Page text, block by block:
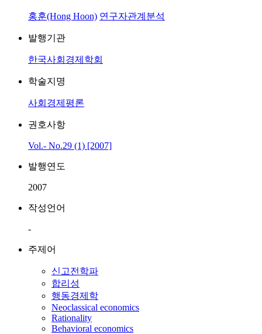
홍훈(Hong Hoon) 연구자관계분석
발행기관
한국사회경제학회
학술지명
사회경제평론
권호사항
Vol.- No.29 (1) [2007]
발행연도
2007
작성언어
-
주제어
신고전학파
합리성
행동경제학
Neoclassical economics
Rationality
Behavioral economics